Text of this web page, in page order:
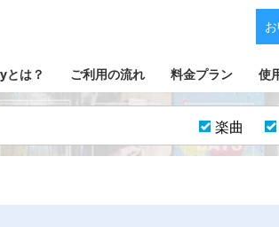
は？ ご利用の流れ 料金プラン 使
楽曲